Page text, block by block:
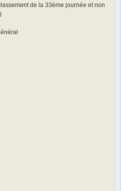
de la 33ème journée et non